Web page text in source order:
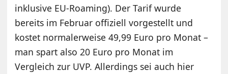
inklusive EU-Roaming). Der Tarif wurde
bereits im Februar offiziell vorgestellt und
kostet normalerweise 49,99 Euro pro Monat –
man spart also 20 Euro pro Monat im
Vergleich zur UVP. Allerdings sei auch hier